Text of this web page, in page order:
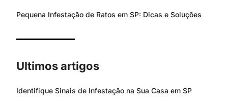
Pequena Infestação de Ratos em SP: Dicas e Soluções
Ultimos artigos
Identifique Sinais de Infestação na Sua Casa em SP